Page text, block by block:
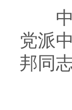
中
党派
邦同